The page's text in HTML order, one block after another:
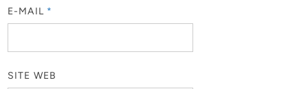
E-MAIL *
SITE WEB